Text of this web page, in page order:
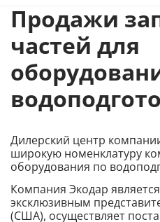
Продажи
частей для
Дилерский центр
широкую номенклатуру
оборудования по
Компания Экодар
эксклюзивным
(США), осуществляет